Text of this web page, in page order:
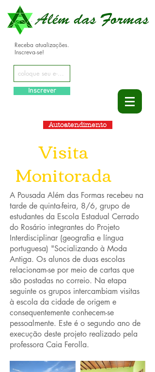
Receba atualizações.
Inscreva-se!
Inscrever
Autoatendimento
Visita
Monitorada
A Pousada Além das Formas recebeu na
tarde de quinta-feira, 8/6, grupo de
estudantes da Escola Estadual Cerrado
do Rosário integrantes do Projeto
Interdisciplinar (geografia e língua
portuguesa) "Socializando à Moda
Antiga. Os alunos de duas escolas
relacionam-se por meio de cartas que
são postadas no correio. Na etapa
seguinte os grupos intercambiam visitas
à escola da cidade de origem e
consequentemente conhecem-se
pessoalmente. Este é o segundo ano de
execução deste projeto realizado pela
professora Caia Ferolla.